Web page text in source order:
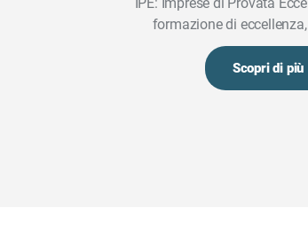
formazione di
Scopri di più